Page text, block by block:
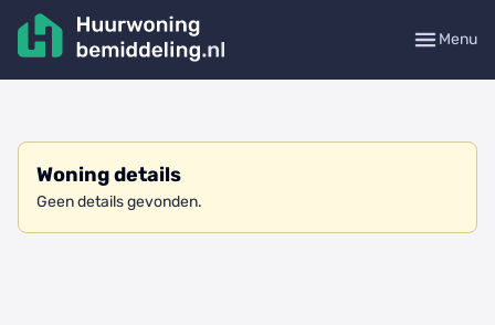
Menu
Woning details
Geen details gevonden.